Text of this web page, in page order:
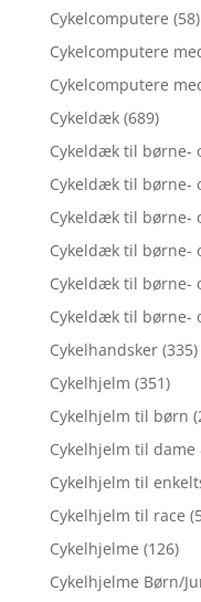
Cykelcomputere (58)
Cykelcomputere
Cykelcomputere
Cykeldæk (689)
Cykeldæk til børne-
Cykeldæk til børne-
Cykeldæk til børne-
Cykeldæk til børne-
Cykeldæk til børne-
Cykeldæk til børne-
Cykelhandsker (335)
Cykelhjelm (351)
Cykelhjelm til børn
Cykelhjelm til dame
Cykelhjelm til
Cykelhjelm til race
Cykelhjelme (126)
Cykelhjelme Børn/